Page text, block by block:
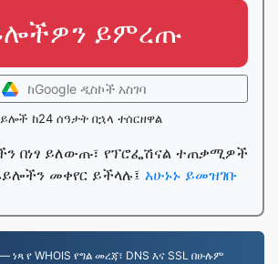
ይምረጡ
ከGoogle ዲስኮች አስገባ
ከ24 ሰዓታት በኋላ ተሰርዘዋል
በነፃ ይለውጡ፣ የፕሮፌሽናል ተጠቃሚዎች
መቀየር ይችላሉ፤ አሁኑኑ ይመዝገቡ
— ነጻ የ WHOIS የግል መረጃ፣ DNS እና SSL በሁሉም